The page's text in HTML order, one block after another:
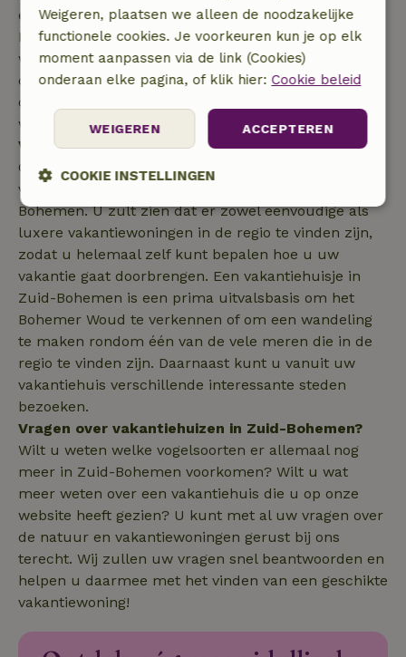
en de witrugspecht voor. U kunt in de regio Zuid-
Bohemen veel soorten zangvogels tegenkomen,
waaronder de withalsvliegenvanger. Ook de flora is
de moeite waard. Er zijn verschillende soorten
orchideeën te vinden zoals de geelgroene
wespenorchis en de bergnachtorchis.
Vakantiehuizen in Zuid-Bohemen
Op natuurhuisje.be vindt u een ruim aanbod
vakantiehuizen in de Tsjechische provincie Zuid-
Bohemen. U zult zien dat er zowel eenvoudige als
luxere vakantiewoningen in de regio te vinden zijn,
zodat u helemaal zelf kunt bepalen hoe u uw
vakantie gaat doorbrengen. Een vakantiehuisje in
Zuid-Bohemen is een prima uitvalsbasis om het
Bohemer Woud te verkennen of om een wandeling
te maken rondom één van de vele meren die in de
regio te vinden zijn. Daarnaast kunt u vanuit uw
vakantiehuis verschillende interessante steden
bezoeken.
Vragen over vakantiehuizen in Zuid-Bohemen?
Wilt u weten welke vogelsoorten er allemaal nog
meer in Zuid-Bohemen voorkomen? Wilt u wat
meer weten over een vakantiehuis die u op onze
website heeft gezien? U kunt met al uw vragen over
de natuur en vakantiewoningen gerust bij ons
terecht. Wij zullen uw vragen snel beantwoorden en
helpen u daarmee met het vinden van een geschikte
vakantiewoning!
Weigeren, plaatsen we alleen de noodzakelijke
functionele cookies. Je voorkeuren kun je op elk
moment aanpassen via de link (Cookies)
onderaan elke pagina, of klik hier: Cookie beleid
ACCEPTEREN
WEIGEREN
COOKIE INSTELLINGEN
Strikt
noodzakelijk
Prestatie Targeting
Functioneel
Strikt noodzakelijk Prestatie Targeting
Functioneel
van de website mogelijk, zoals gebruikersaanmelding en
accountbeheer. De website kan niet goed worden gebruikt
Naam
Aanbieder/
Vervaldatum
_pinterest_ct_ua